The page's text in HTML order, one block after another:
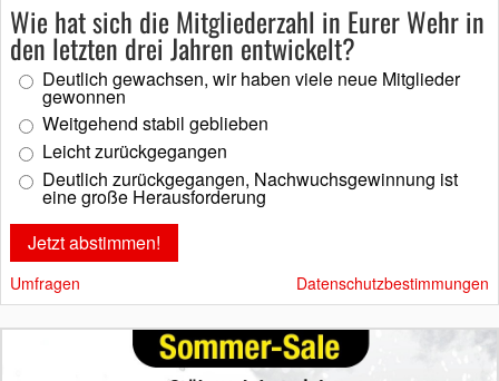
Wie hat sich die Mitgliederzahl in Eurer Wehr in
den letzten drei Jahren entwickelt?
Deutlich gewachsen, wir haben viele neue Mitglieder
gewonnen
Weitgehend stabil geblieben
Leicht zurückgegangen
Deutlich zurückgegangen, Nachwuchsgewinnung ist
eine große Herausforderung
Umfragen Datenschutzbestimmungen